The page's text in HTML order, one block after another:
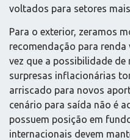
voltados para setores
Para o exterior, zeramos
recomendação para
vez que a possibilidade de
surpresas inflacionárias
arriscado para novos
cenário para saída não é
possuem posição em
internacionais devem